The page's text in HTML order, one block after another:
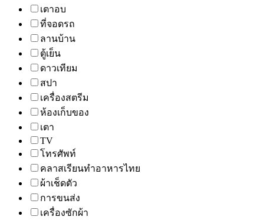
เตาอบ
ที่จอดรถ
ลานบ้าน
ตู้เย็น
ดาวเทียม
สปา
เครื่องสตรีม
ห้องเก็บของ
เตา
TV
โทรศัพท์
คลาสเรียนทำอาหารไทย
ผ้าเช็ดตัว
การขนส่ง
เครื่องซักผ้า